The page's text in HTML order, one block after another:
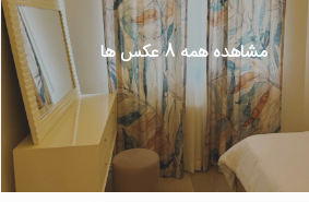
مشاهده همه 8 عکس ها